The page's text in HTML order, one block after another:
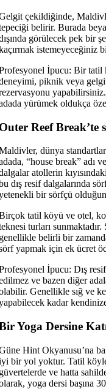
çekildiğinde,
belirir. Burada
görülecek pek bir
istemeyeceğiniz
İpucu: Bir tatil
piknik veya
yürümek oldukça
Reef Break’te
dünya
“house break” adı
atollerin
dış resif dalgalarında
bir sörfçü
tatil köyü ve otel,
turları
belirli bir
yapmak için ek ücret
İpucu: Dış
ve bazen diğer
Genellikle sığ ve
kadar
Yoga Dersine
Hint Okyanusu’na
bir yol yoktur. Tatil
ve hatta
yoga dersi başına